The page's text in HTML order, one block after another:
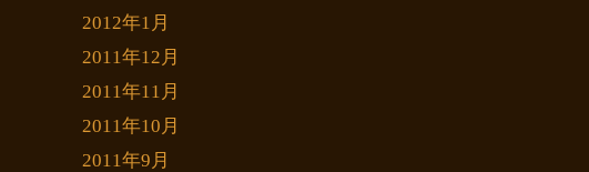
2012年1月
2011年12月
2011年11月
2011年10月
2011年9月